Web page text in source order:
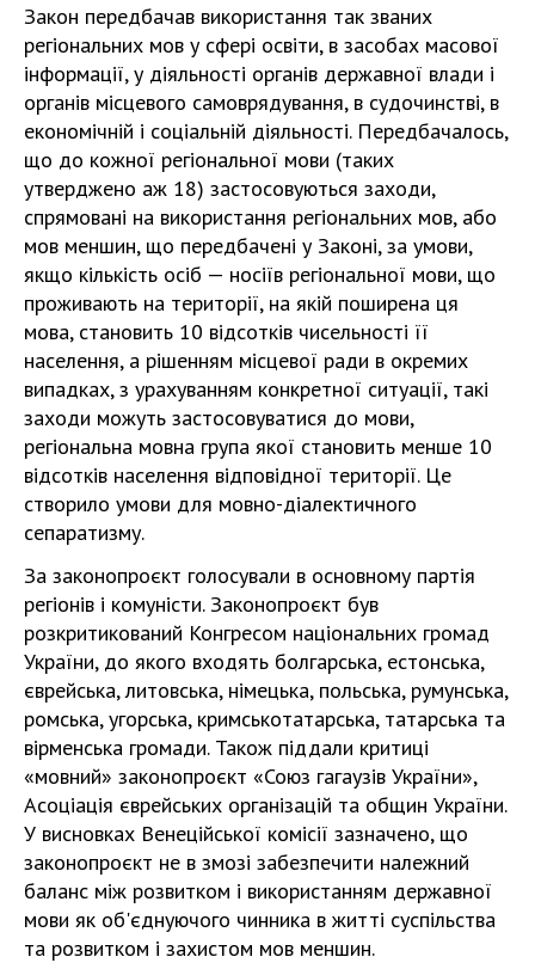
Закон передбачав використання так званих
регіональних мов у сфері освіти, в засобах масової
інформації, у діяльності органів державної влади і
органів місцевого самоврядування, в судочинстві, в
економічній і соціальній діяльності. Передбачалось,
що до кожної регіональної мови (таких
утверджено аж 18) застосовуються заходи,
спрямовані на використання регіональних мов, або
мов меншин, що передбачені у Законі, за умови,
якщо кількість осіб — носіїв регіональної мови, що
проживають на території, на якій поширена ця
мова, становить 10 відсотків чисельності її
населення, а рішенням місцевої ради в окремих
випадках, з урахуванням конкретної ситуації, такі
заходи можуть застосовуватися до мови,
регіональна мовна група якої становить менше 10
відсотків населення відповідної території. Це
створило умови для мовно-діалектичного
сепаратизму.
За законопроєкт голосували в основному партія
регіонів і комуністи. Законопроєкт був
розкритикований Конгресом національних громад
України, до якого входять болгарська, естонська,
єврейська, литовська, німецька, польська, румунська,
ромська, угорська, кримськотатарська, татарська та
вірменська громади. Також піддали критиці
«мовний» законопроєкт «Союз гагаузів України»,
Асоціація єврейських організацій та общин України.
У висновках Венеційської комісії зазначено, що
законопроєкт не в змозі забезпечити належний
баланс між розвитком і використанням державної
мови як об'єднуючого чинника в житті суспільства
та розвитком і захистом мов меншин.